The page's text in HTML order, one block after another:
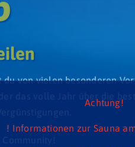
von vielen besonderen
das volle Jahr über die
Achtung!
! Informationen zur Sauna